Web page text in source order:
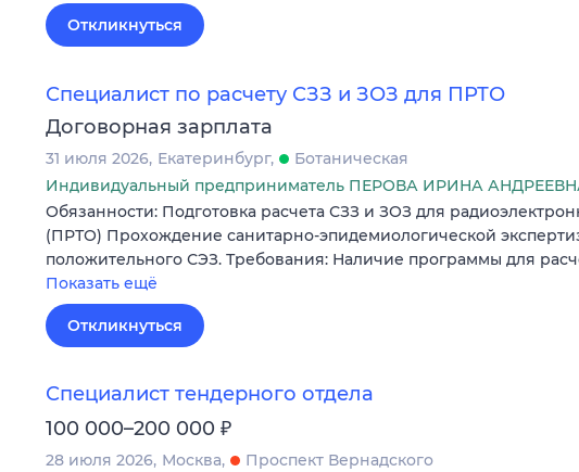
Откликнуться
Специалист по расчету СЗЗ и ЗОЗ для ПРТО
Договорная зарплата
31 июля 2026 Екатеринбург
Ботаническая
Индивидуальный предприниматель ПЕРОВА ИРИНА
Обязанности: Подготовка расчета СЗЗ и ЗОЗ для
(ПРТО) Прохождение санитарно-эпидемиологической
положительного СЭЗ. Требования: Наличие программы для
Показать ещё
Откликнуться
Специалист тендерного отдела
100 000–200 000 ₽
28 июля 2026 Москва
Проспект Вернадского